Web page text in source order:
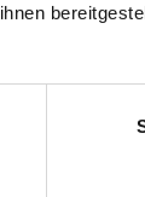
und
modernster